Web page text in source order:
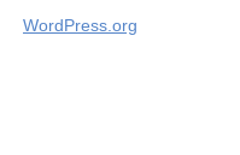
WordPress.org